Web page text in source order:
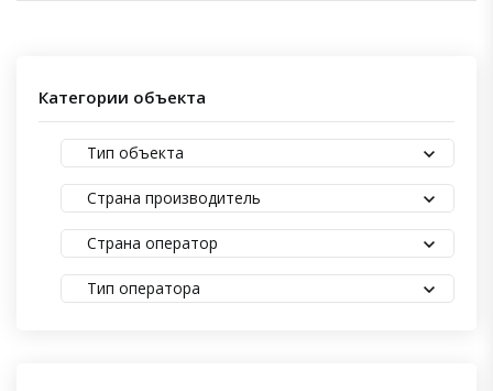
Категории объекта
Тип объекта
Страна производитель
Страна оператор
Тип оператора